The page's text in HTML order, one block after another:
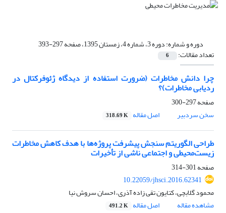
دوره و شماره:دوره 3، شماره 4، زمستان 1395، صفحه 297-393
تعداد مقالات: 6
چرا دانش مخاطرات (ضرورت استفاده از دیدگاه ژئوفرکتال در
ردیابی مخاطرات)؟
صفحه297-300
سخن سردبیر
اصل مقاله 318.69 K
طراحی الگوریتم سنجش پیشرفت پروژ‌ه‌ها با هدف کاهش مخاطرات
زیست‌محیطی و اجتماعی ناشی از تأخیرات
صفحه301-314
10.22059/jhsci.2016.62341
محمود گلابچی، کتایون تقی زاده آذری، احسان سروش نیا
مشاهده مقاله
اصل مقاله 491.2 K